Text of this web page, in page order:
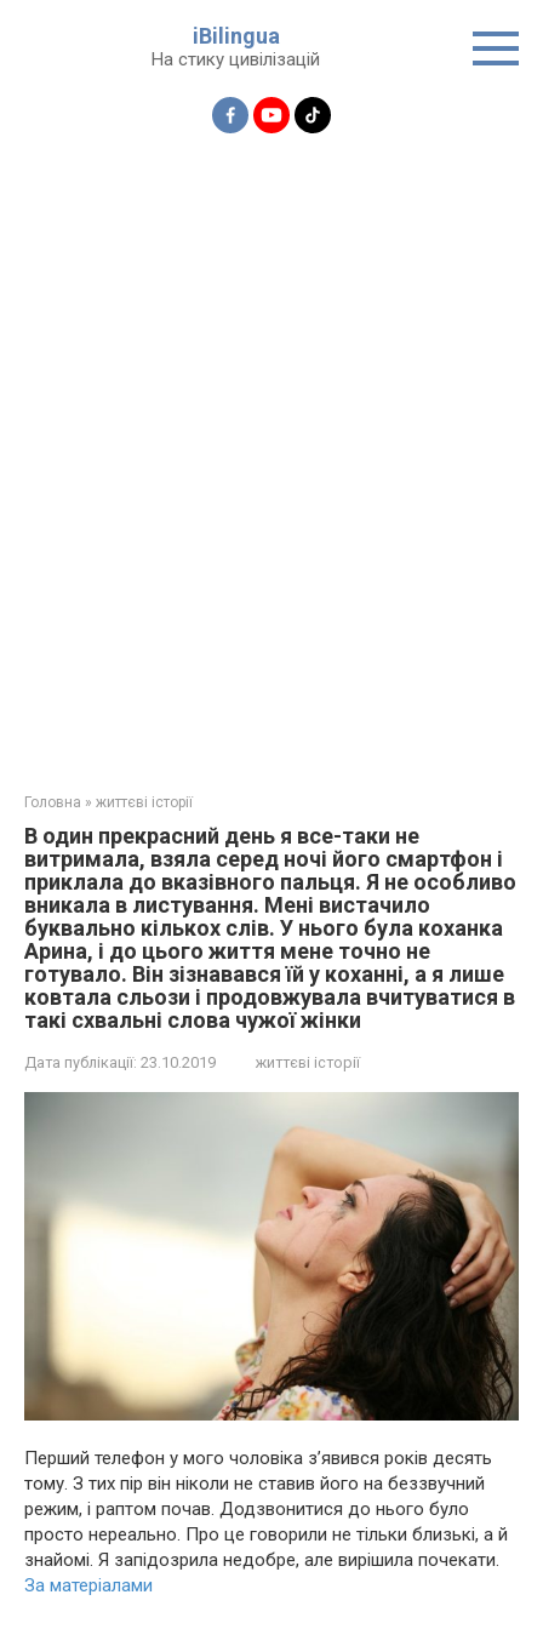
iBilingua
На стику цивілізацій
Головна » життєві історії
В один прекрасний день я все-таки не
витримала, взяла серед ночі його смартфон і
приклала до вказівного пальця. Я не особливо
вникала в листування. Мені вистачило
буквально кількох слів. У нього була коханка
Арина, і до цього життя мене точно не
готувало. Він зізнавався їй у коханні, а я лише
ковтала сльози і продовжувала вчитуватися в
такі схвальні слова чужої жінки
Дата публікації: 23.10.2019 життєві історії
Перший телефон у мого чоловіка з’явився років десять
тому. З тих пір він ніколи не ставив його на беззвучний
режим, і раптом почав. Додзвонитися до нього було
просто нереально. Про це говорили не тільки близькі, а й
знайомі. Я запідозрила недобре, але вирішила почекати.
За матеріалами